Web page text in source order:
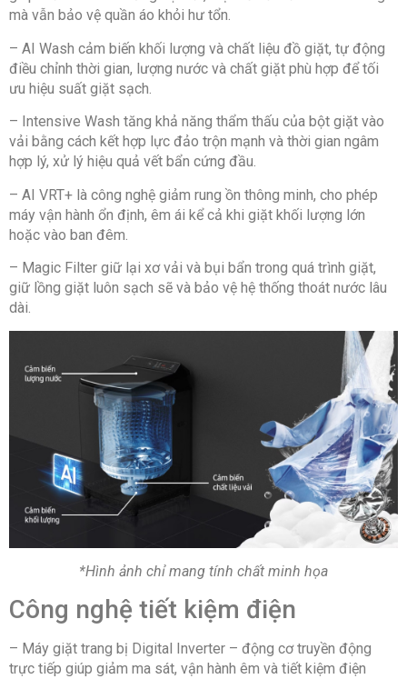
mà vẫn bảo vệ quần áo khỏi hư tổn.
– AI Wash cảm biến khối lượng và chất liệu đồ giặt, tự động
điều chỉnh thời gian, lượng nước và chất giặt phù hợp để tối
ưu hiệu suất giặt sạch.
– Intensive Wash tăng khả năng thẩm thấu của bột giặt vào
vải bằng cách kết hợp lực đảo trộn mạnh và thời gian ngâm
hợp lý, xử lý hiệu quả vết bẩn cứng đầu.
– AI VRT+ là công nghệ giảm rung ồn thông minh, cho phép
máy vận hành ổn định, êm ái kể cả khi giặt khối lượng lớn
hoặc vào ban đêm.
– Magic Filter giữ lại xơ vải và bụi bẩn trong quá trình giặt,
giữ lồng giặt luôn sạch sẽ và bảo vệ hệ thống thoát nước lâu
dài.
*Hình ảnh chỉ mang tính chất minh họa
Công nghệ tiết kiệm điện
– Máy giặt trang bị Digital Inverter – động cơ truyền động
trực tiếp giúp giảm ma sát, vận hành êm và tiết kiệm điện